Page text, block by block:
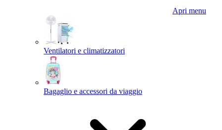
Apri menu
Ventilatori e climatizzatori
Bagaglio e accessori da viaggio